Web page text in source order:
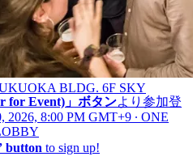
for Event)」ボタンより参加登
button to sign up!
BLDG. 6F SKY
2026, 8:00 PM GMT+9 ∙ ONE